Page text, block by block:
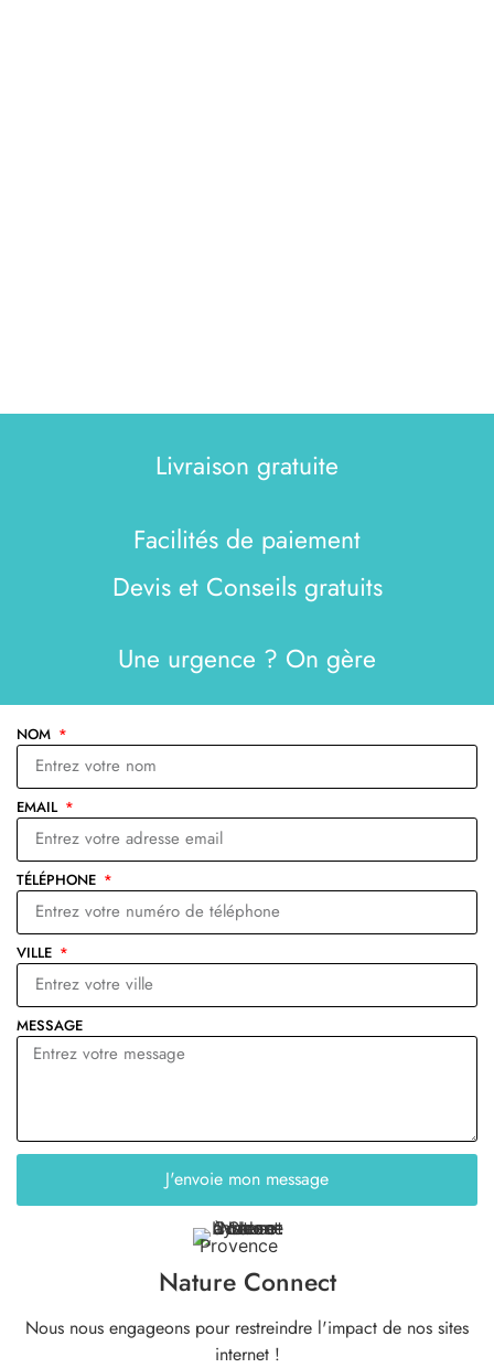
Livraison gratuite
Facilités de paiement
Devis et Conseils gratuits
Une urgence ? On gère
NOM
EMAIL
TÉLÉPHONE
VILLE
MESSAGE
J'envoie mon message
Nature Connect
Nous nous engageons pour restreindre l'impact de nos sites
internet !